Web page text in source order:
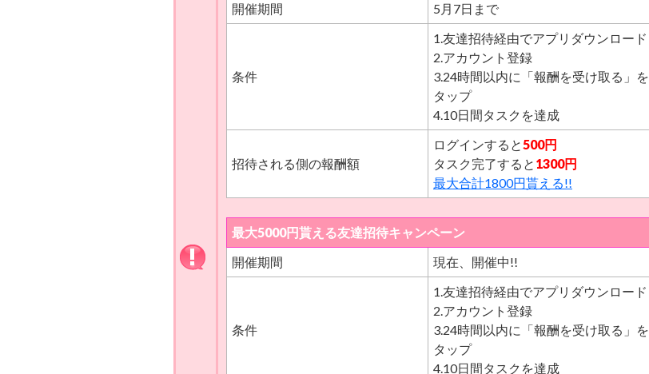
9月10日
4000円
1500円
9月25日
4000円
1500円
10月10日
4000円
10月20日
1500円
4000円
10月30日
1500円
11月2日
4000円
11月17日
1500円
4000円
12月1日
1500円
4000円
開催期間
5月7日まで
条件
1.友達招待経由でアプリダウンロード
2.アカウント登録
3.24時間以内に「報酬を受け取る」を
タップ
4.10日間タスクを達成
招待される側の報酬額
ログインすると500円
タスク完了すると 1300円
最大合計1800円貰える!!
最大5000円貰える友達招待キャンペーン
開催期間
現在、開催中!!
条件
1.友達招待経由でアプリダウンロード
2.アカウント登録
3.24時間以内に「報酬を受け取る」を
タップ
4.10日間タスクを達成